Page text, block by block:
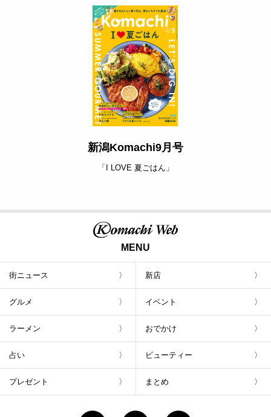
新潟Komachi9月号
「I LOVE 夏ごはん」
MENU
街ニュース 新店
グルメ イベント
ラーメン おでかけ
占い ビューティー
プレゼント まとめ